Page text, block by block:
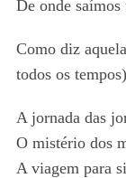
De onde saímos
Como diz
todos os
A jornada das
O mistério dos
A viagem para